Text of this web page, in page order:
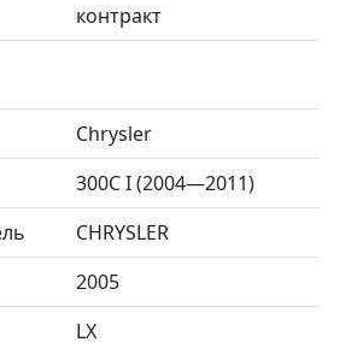
контракт
Chrysler
300C I (2004—2011)
CHRYSLER
2005
LX